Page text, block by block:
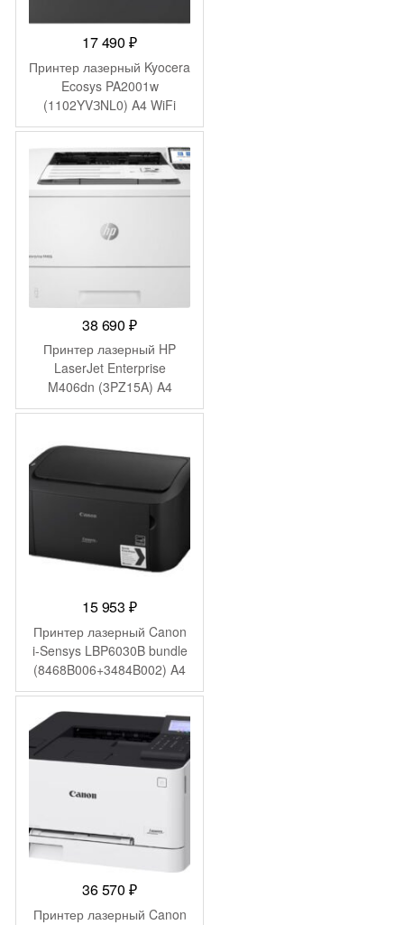
17 490₽
Принтер лазерный Kyocera
Ecosys PA2001w
(1102YVЗNL0) A4 WiFi
черный
38 690₽
Принтер лазерный HP
LaserJet Enterprise
M406dn (3PZ15A) A4
Duplex Net белый
15 953₽
Принтер лазерный Canon
i-Sensys LBP6030B bundle
(8468B006+3484B002) A4
черный (в комплекте: +
картридж)
36 570₽
Принтер лазерный Canon